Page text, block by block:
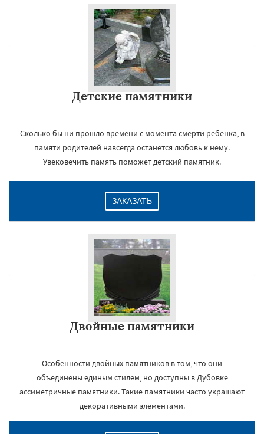
Детские памятники
Сколько бы ни прошло времени с момента смерти ребенка, в
памяти родителей навсегда останется любовь к нему.
Увековечить память поможет детский памятник.
ЗАКАЗАТЬ
Двойные памятники
Особенности двойных памятников в том, что они
объединены единым стилем, но доступны в Дубовке
ассиметричные памятники. Такие памятники часто украшают
декоративными элементами.